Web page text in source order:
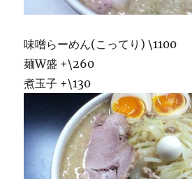
味噌らーめん(こってり) \1100
麺W盛 +\260
煮玉子 +\130